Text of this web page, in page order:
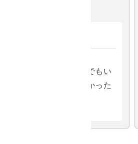
すかったこと、少しでもい
ることがとても嬉しかった